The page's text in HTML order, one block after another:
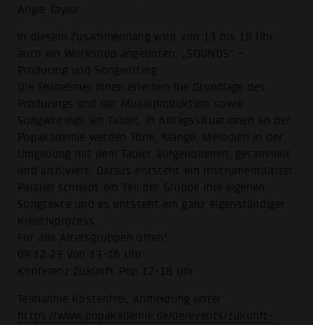
Angie Taylor.
In diesem Zusammenhang wird von 13 bis 16 Uhr
auch ein Workshop angeboten: „SOUNDS“ –
Producing und Songwriting
Die Teilnehmer:innen erlernen die Grundlage des
Producings und der Musikproduktion sowie
Songwritings am Tablet. In Alltagssituationen an der
Popakademie werden Töne, Klänge, Melodien in der
Umgebung mit dem Tablet aufgenommen, gesammelt
und archiviert. Daraus entsteht ein Instrumentaltitel.
Parallel schreibt ein Teil der Gruppe ihre eigenen
Songtexte und es entsteht ein ganz eigenständiger
Kreativprozess.
Für alle Altersgruppen offen!
09.12.23 Von 13-16 Uhr
Konferenz Zukunft Pop 12-18 Uhr
Teilnahme Kostenfrei, Anmeldung unter:
https://www.popakademie.de/de/events/zukunft-